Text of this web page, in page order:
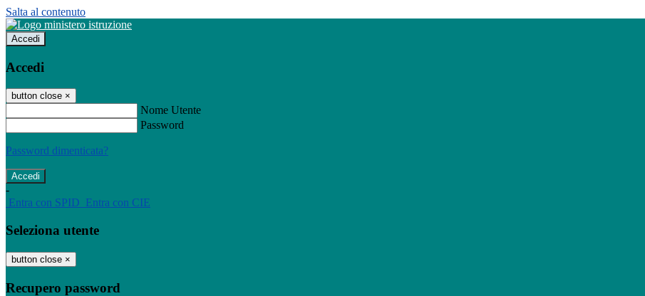
Salta al contenuto
Accedi
Accedi
button close ×
Nome Utente
Password
Password dimenticata?
-
Entra con SPID Entra con CIE
Seleziona utente
button close ×
Recupero password